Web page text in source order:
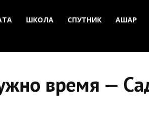
ШКОЛА СПУТНИК АШАР
время —